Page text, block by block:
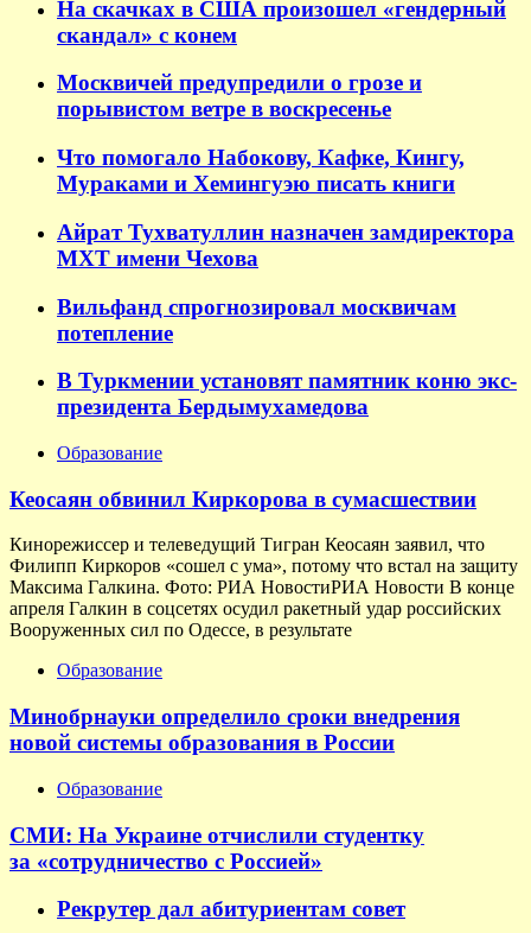
На скачках в США произошел «гендерный
скандал» с конем
Москвичей предупредили о грозе и
порывистом ветре в воскресенье
Что помогало Набокову, Кафке, Кингу,
Мураками и Хемингуэю писать книги
Айрат Тухватуллин назначен замдиректора
МХТ имени Чехова
Вильфанд спрогнозировал москвичам
потепление
В Туркмении установят памятник коню экс-
президента Бердымухамедова
Образование
Кеосаян обвинил Киркорова в сумасшествии
Кинорежиссер и телеведущий Тигран Кеосаян заявил, что
Филипп Киркоров «сошел с ума», потому что встал на защиту
Максима Галкина. Фото: РИА НовостиРИА Новости В конце
апреля Галкин в соцсетях осудил ракетный удар российских
Вооруженных сил по Одессе, в результате
Образование
Минобрнауки определило сроки внедрения
новой системы образования в России
Образование
СМИ: На Украине отчислили студентку
за «сотрудничество с Россией»
Рекрутер дал абитуриентам совет